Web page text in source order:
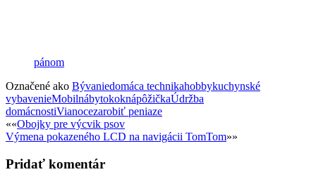
pánom
Označené ako Bývaniedomáca technikahobbykuchynské
vybavenieMobilnábytokoknápôžičkaÚdržba
domácnostiVianocezarobiť peniaze
Post
navigation
««Obojky pre výcvik psov
Výmena pokazeného LCD na navigácii TomTom»»
Pridať komentár